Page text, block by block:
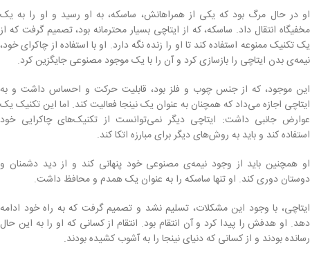
او در حال مرگ بود که یکی از همراهانش، ساسکه، به او رسید و او را به یک
مخفیگاه انتقال داد. ساسکه، که از ایتاچی بسیار محترمانه بود، تصمیم گرفت که از
یک تکنیک ممنوعه استفاده کند تا او را زنده نگه دارد. او با استفاده از چاکرای خود،
نیمه‌ی بدن ایتاچی را بازسازی کرد و آن را با یک موجود مصنوعی جایگزین کرد.
این موجود، که از جنس چوب و فلز بود، قابلیت حرکت و احساس داشت و به
ایتاچی اجازه می‌داد که همچنان به عنوان یک نینجا فعالیت کند. اما این تکنیک یک
عوارض جانبی داشت: ایتاچی دیگر نمی‌توانست از تکنیک‌های چاکرایی خود
استفاده کند و باید به روش‌های دیگر برای مبارزه اتکا کند.
او همچنین باید از وجود نیمه‌ی مصنوعی خود پنهانی کند و از دید دشمنان و
دوستان دوری کند. او تنها ساسکه را به عنوان یک همدم و محافظ داشت.
ایتاچی، با وجود این مشکلات، تسلیم نشد و تصمیم گرفت که به راه خود ادامه
دهد. او هدفش را پیدا کرد و آن انتقام بود. انتقام از کسانی که او را به این حال
رسانده بودند و از کسانی که دنیای نینجا را به آشوب کشیده بودند.